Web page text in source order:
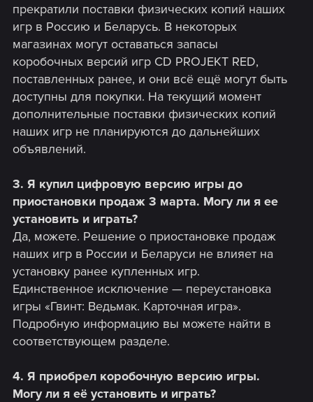
прекратили поставки физических копий наших
игр в Россию и Беларусь. В некоторых
магазинах могут оставаться запасы
коробочных версий игр CD PROJEKT RED,
поставленных ранее, и они всё ещё могут быть
доступны для покупки. На текущий момент
дополнительные поставки физических копий
наших игр не планируются до дальнейших
объявлений.
3. Я купил цифровую версию игры до
приостановки продаж 3 марта. Могу ли я ее
установить и играть?
Да, можете. Решение о приостановке продаж
наших игр в России и Беларуси не влияет на
установку ранее купленных игр.
Единственное исключение — переустановка
игры «Гвинт: Ведьмак. Карточная игра».
Подробную информацию вы можете найти в
соответствующем разделе.
4. Я приобрел коробочную версию игры.
Могу ли я её установить и играть?